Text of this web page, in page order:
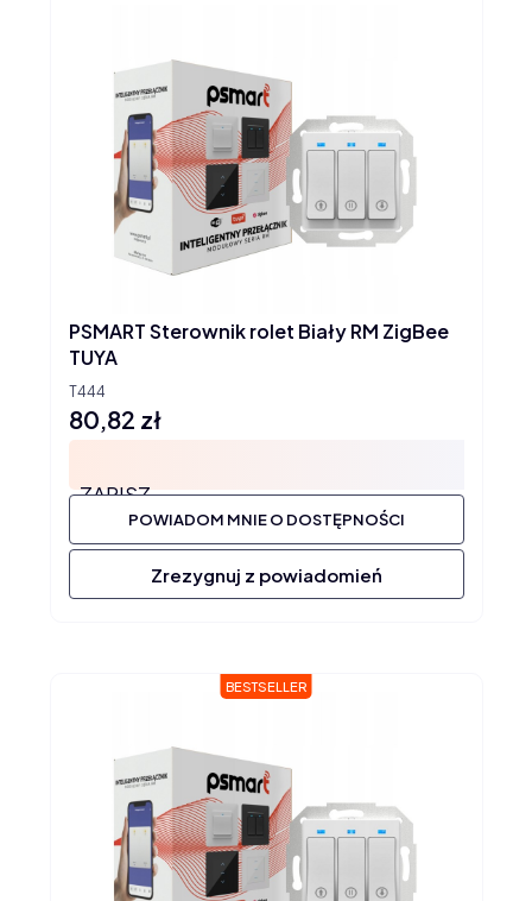
T444
PSMART Sterownik rolet Biały RM ZigBee
TUYA
Cena
80,82 zł
ZAPISZ
POWIADOM MNIE O DOSTĘPNOŚCI
Zrezygnuj z powiadomień
BESTSELLER